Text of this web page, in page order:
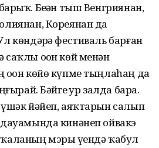
Беҙҙән тыш Венгриянан,
Кореянан да
көндәрҙә фестиваль барған
саҡлы оҙон көй менән
оҙон көйө күпме тыңлаһаң да
Бәйге ҙур залда бара.
йәйеп, аяҡтарын салып
кинәнеп ойвакэ
мэры үҙендә ҡабул